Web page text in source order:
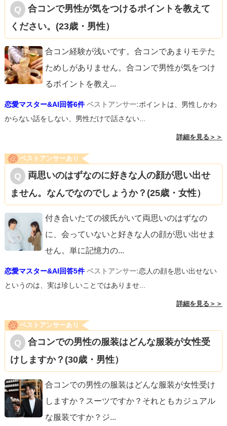
合コンで男性が気をつけるポイントを教えて
ください。(23歳・男性）
合コン経験が浅いです。合コンであまりモテた
ためしがありません。合コンで男性が気をつけ
るポイントを教え ...
恋愛マスター&AI回答6件 ベストアンサー:ポイントは、男性しかわ
からない話をしない、男性だけで話さない...
詳細を見る＞＞
ベストアンサーあり
両思いのはずなのに好きな人の顔が思い出せ
ません。なんでなのでしょうか？(25歳・女性）
付き合いたての彼氏がいて両思いのはずなの
に、会っていないと好きな人の顔が思い出せま
せん。単に記憶力の...
恋愛マスター&AI回答5件 ベストアンサー:恋人の顔を思い出せない
というのは、実は珍しいことではありませ...
詳細を見る＞＞
ベストアンサーあり
合コンでの男性の服装はどんな服装が女性受
けしますか？(30歳・男性）
合コンでの男性の服装はどんな服装が女性受け
しますか？スーツですか？それともカジュアル
な服装ですか？ジ...